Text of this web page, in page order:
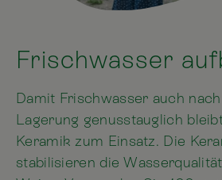
Frischwasser
Damit Frischwasser auch
Lagerung genusstauglich
Keramik zum Einsatz. Die
stabilisieren die